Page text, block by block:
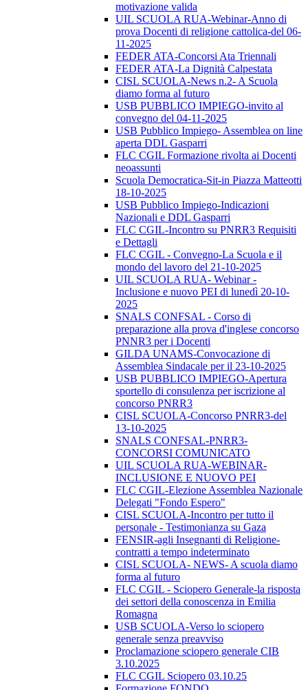
motivazione valida
UIL SCUOLA RUA-Webinar-Anno di
prova Docenti di religione cattolica-del 06-
11-2025
FEDER ATA-Concorsi Ata Triennali
FEDER ATA-La Dignità Calpestata
CISL SCUOLA-News n.2- A Scuola
diamo forma al futuro
USB PUBBLICO IMPIEGO-invito al
convegno del 04-11-2025
USB Pubblico Impiego- Assemblea on line
aperta DDL Gasparri
FLC CGIL Formazione rivolta ai Docenti
neoassunti
Scuola Democratica-Sit-in Piazza Matteotti
18-10-2025
USB Pubblico Impiego-Indicazioni
Nazionali e DDL Gasparri
FLC CGIL-Incontro su PNRR3 Requisiti
e Dettagli
FLC CGIL - Convegno-La Scuola e il
mondo del lavoro del 21-10-2025
UIL SCUOLA RUA- Webinar -
Inclusione e nuovo PEI di lunedì 20-10-
2025
SNALS CONFSAL - Corso di
preparazione alla prova d'inglese concorso
PNNR3 per i Docenti
GILDA UNAMS-Convocazione di
Assemblea Sindacale per il 23-10-2025
USB PUBBLICO IMPIEGO-Apertura
sportello di consulenza per iscrizione al
concorso PNRR3
CISL SCUOLA-Concorso PNRR3-del
13-10-2025
SNALS CONFSAL-PNRR3-
CONCORSI COMUNICATO
UIL SCUOLA RUA-WEBINAR-
INCLUSIONE E NUOVO PEI
FLC CGIL-Elezione Assemblea Nazionale
Delegati "Fondo Espero"
CISL SCUOLA-Incontro per tutto il
personale - Testimonianza su Gaza
FENSIR-agli Insegnanti di Religione-
contratti a tempo indeterminato
CISL SCUOLA- NEWS- A scuola diamo
forma al futuro
FLC CGIL - Sciopero Generale-la risposta
dei settori della conoscenza in Emilia
Romagna
USB SCUOLA-Verso lo sciopero
generale senza preavviso
Proclamazione sciopero generale CIB
3.10.2025
FLC CGIL Sciopero 03.10.25